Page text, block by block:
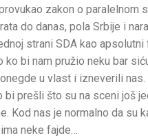
zakon o
do danas, pola Srbije i
strani SDA kao
bi nam pružio neku bar
u vlast i izneverili
bi prešli što su na sceni još
nas je normalno da su
neke fajde…